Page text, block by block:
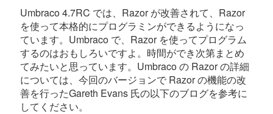
Umbraco 4.7RC では、Razor が改善されて、Razor
を使って本格的にプログラミンができるようになっ
ています。Umbraco で、Razor を使ってプログラム
するのはおもしろいですよ。時間ができ次第まとめ
てみたいと思っています。Umbraco の Razor の詳細
については、今回のバージョンで Razor の機能の改
善を行ったGareth Evans 氏の以下のブログを参考に
してください。